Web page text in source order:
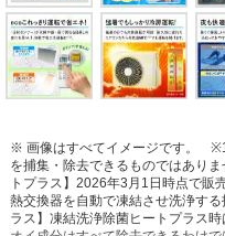
※ 画像はすべてイメージです。
を捕集・除去できるものではありま
トプラス】2026年3月1日時点で販
熱交換器を自動で凍結させ洗浄する
ラス】凍結洗浄除菌ヒートプラス